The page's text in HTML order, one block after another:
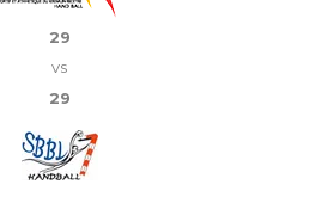
29
vs
29